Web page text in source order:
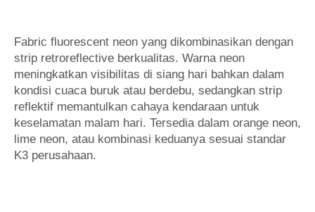
Fabric fluorescent neon yang dikombinasikan dengan
strip retroreflective berkualitas. Warna neon
meningkatkan visibilitas di siang hari bahkan dalam
kondisi cuaca buruk atau berdebu, sedangkan strip
reflektif memantulkan cahaya kendaraan untuk
keselamatan malam hari. Tersedia dalam orange neon,
lime neon, atau kombinasi keduanya sesuai standar
K3 perusahaan.